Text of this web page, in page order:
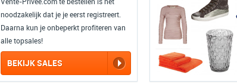
Vente-Privee.com te bestellen is het
noodzakelijk dat je je eerst registreert.
Daarna kun je onbeperkt profiteren van
alle topsales!
BEKIJK SALES